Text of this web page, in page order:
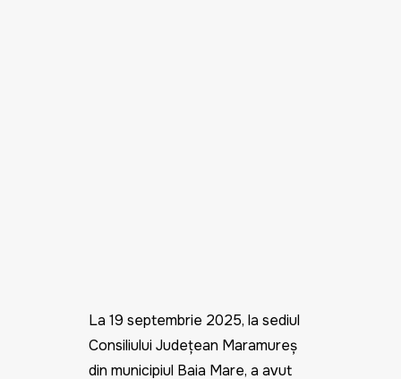
La 19 septembrie 2025, la sediul
Consiliului Județean Maramureș
din municipiul Baia Mare, a avut